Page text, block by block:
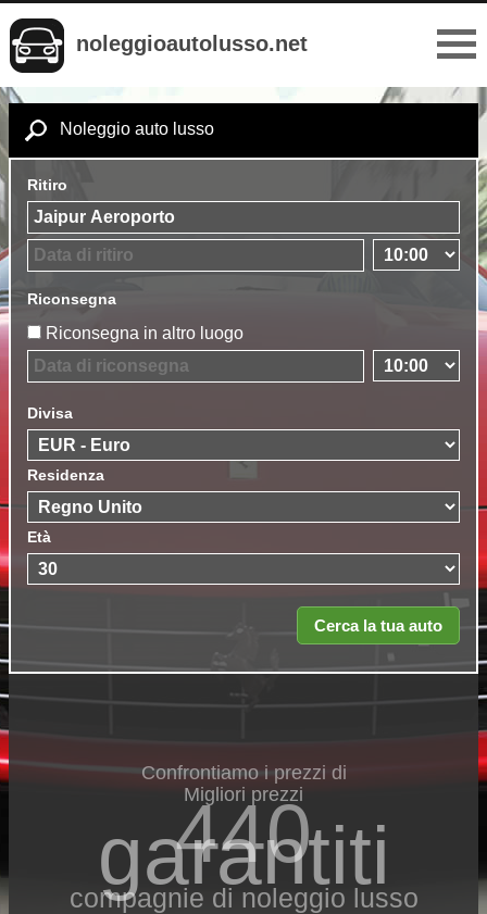
noleggioautolusso.net
Noleggio auto lusso
Ritiro
Riconsegna
Riconsegna in altro luogo
Divisa
Residenza
Età
Confrontiamo i prezzi di
440
compagnie di noleggio lusso
Migliori prezzi
garantiti